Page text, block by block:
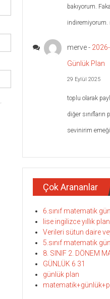
bakıyorum.
indiremiyorum.
merve-
Günlük Plan
29 Eylül 2025
toplu olarak
diğer sınıfların
sevinirim
Çok Arananlar
6.sınıf matematik
lise ingilizce yıllık
Verileri sütun daire
5.sınıf matematik
8. SINIF 2. DÖNEM
GÜNLÜK 6 31
günlük plan